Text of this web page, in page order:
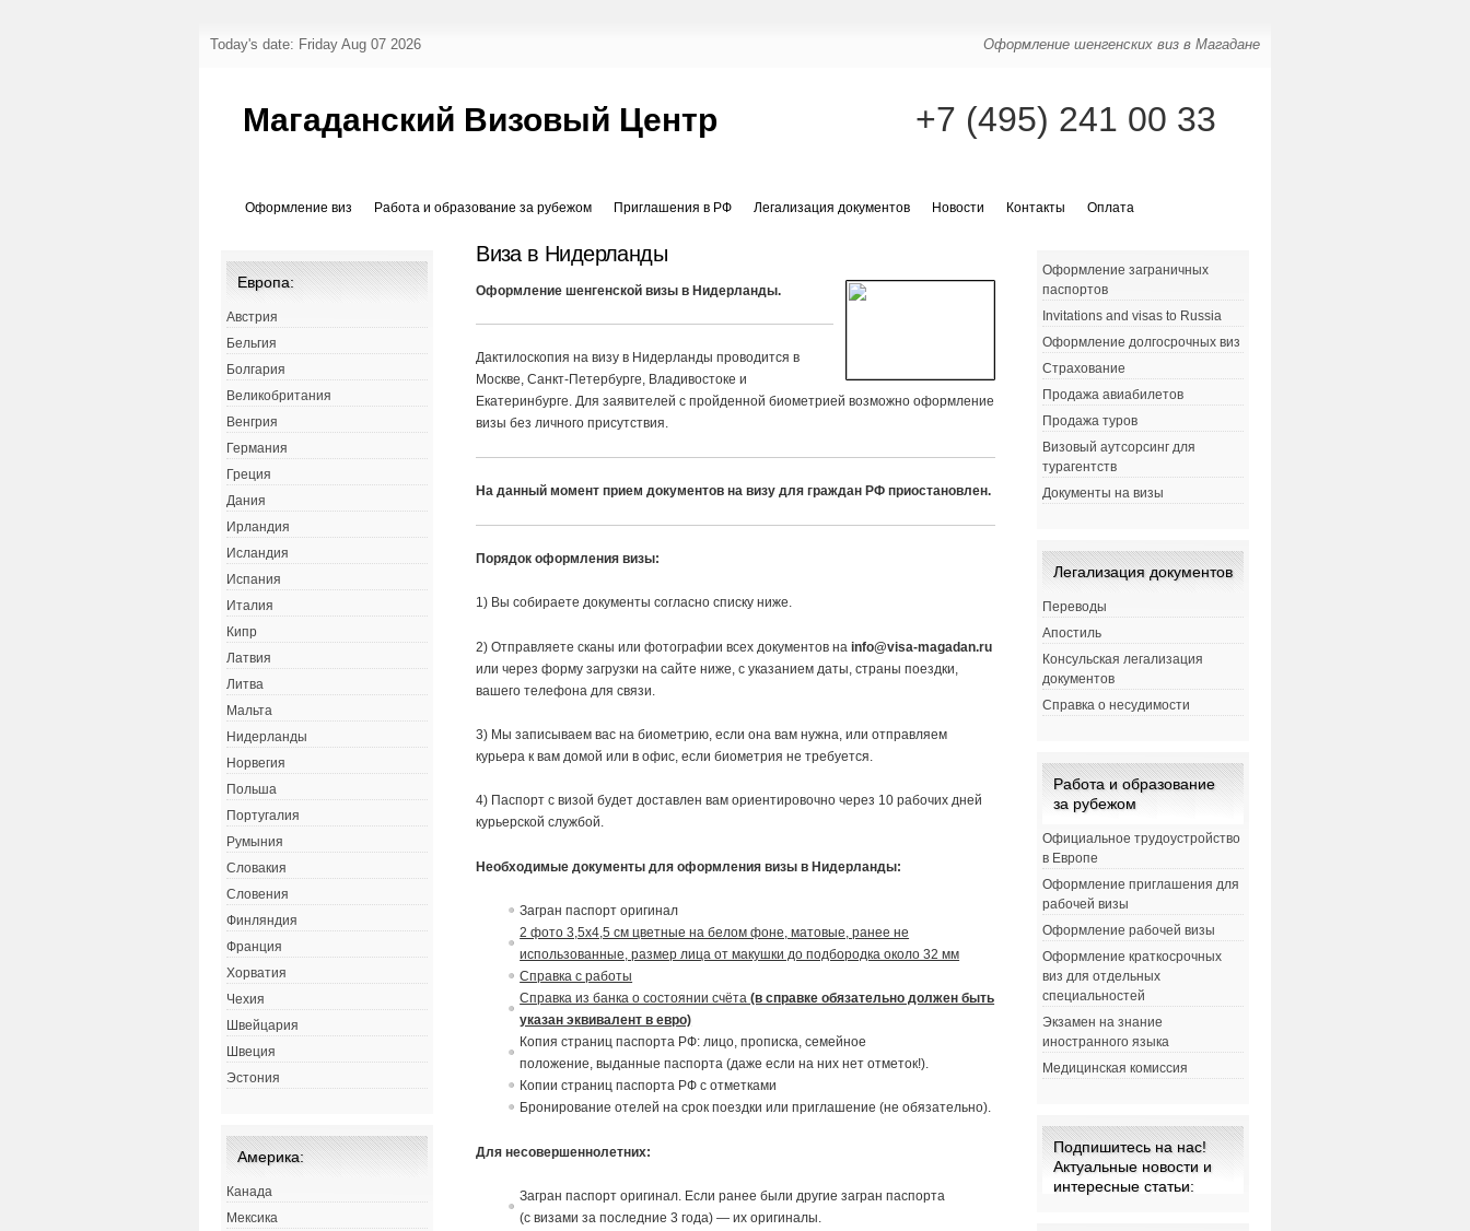
Оформление шенгенских виз в Магадане
Today's date: Friday Aug 07 2026
Магаданский Визовый Центр +7 (495) 241 00 33
Оформление виз Работа и образование за рубежом Приглашения в РФ Легализация документов Новости Контакты Оплата
Виза в Нидерланды
Оформление шенгенской визы в Нидерланды.
Дактилоскопия на визу в Нидерланды проводится в
Москве, Санкт-Петербурге, Владивостоке и
Екатеринбурге. Для заявителей с пройденной биометрией возможно оформление
визы без личного присутствия.
На данный момент прием документов на визу для граждан РФ приостановлен.
Порядок оформления визы:
1) Вы собираете документы согласно списку ниже.
2) Отправляете сканы или фотографии всех документов наinfo@visa-magadan.ru
или через форму загрузки на сайте ниже, с указанием даты, страны поездки,
вашего телефона для связи.
3) Мы записываем вас на биометрию, если она вам нужна, или отправляем
курьера к вам домой или в офис, если биометрия не требуется.
4) Паспорт с визой будет доставлен вам ориентировочно через 10 рабочих дней
курьерской службой.
Необходимые документы для оформления визы в Нидерланды:
Загран паспорт оригинал
2 фото 3,5х4,5 см цветные на белом фоне, матовые, ранее не
использованные, размер лица от макушки до подбородка около 32 мм
Справка с работы
Справка из банка о состоянии счёта(в справке обязательно должен быть
указан эквивалент в евро)
Копия страниц паспорта РФ: лицо, прописка, семейное
положение,выданные паспорта (даже если на них нет отметок!).
Копии страниц паспорта РФ с отметками
Бронирование отелей на срок поездки или приглашение (не обязательно).
Для несовершеннолетних:
Загран паспорт оригинал. Если ранее были другие загран паспорта
(свизами за последние 3 года) — их оригиналы.
Европа:
Австрия
Бельгия
Болгария
Великобритания
Венгрия
Германия
Греция
Дания
Ирландия
Исландия
Испания
Италия
Кипр
Латвия
Литва
Мальта
Нидерланды
Норвегия
Польша
Португалия
Румыния
Словакия
Словения
Финляндия
Франция
Хорватия
Чехия
Швейцария
Швеция
Эстония
Америка:
Канада
Мексика
Оформление заграничных
паспортов
Invitations and visas to Russia
Оформление долгосрочных виз
Страхование
Продажа авиабилетов
Продажа туров
Визовый аутсорсинг для
турагентств
Документы на визы
Легализация документов
Переводы
Апостиль
Консульская легализация
документов
Справка о несудимости
Работа и образование
за рубежом
Официальное трудоустройство
в Европе
Оформление приглашения для
рабочей визы
Оформление рабочей визы
Оформление краткосрочных
виз для отдельных
специальностей
Экзамен на знание
иностранного языка
Медицинская комиссия
Подпишитесь на нас!
Актуальные новости и
интересные статьи: